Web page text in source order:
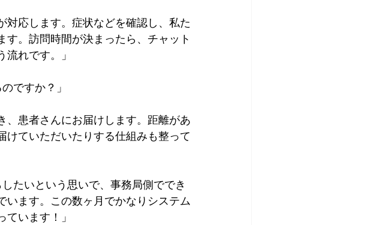
応します。症状などを確認し、私た
。訪問時間が決まったら、チャット
れです。」
ですか？」
、患者さんにお届けします。距離があ
けていただいたりする仕組みも整って
たいという思いで、事務局側ででき
います。この数ヶ月でかなりシステム
います！」